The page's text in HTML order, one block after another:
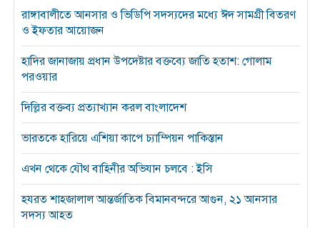
রাঙ্গাবালীতে আনসার ও ভিডিপি সদস্যদের মধ্যে ঈদ সামগ্রী বিতরণ
ও ইফতার আয়োজন
হাদির জানাজায় প্রধান উপদেষ্টার বক্তব্যে জাতি হতাশ: গোলাম
পরওয়ার
দিল্লির বক্তব্য প্রত্যাখ্যান করল বাংলাদেশ
ভারতকে হারিয়ে এশিয়া কাপে চ্যাম্পিয়ন পাকিস্তান
এখন থেকে যৌথ বাহিনীর অভিযান চলবে : ইসি
হযরত শাহজালাল আন্তর্জাতিক বিমানবন্দরে আগুন, ২১ আনসার
সদস্য আহত